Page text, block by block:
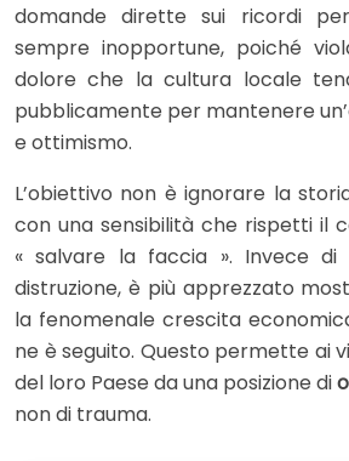
domande dirette sui ricordi
sempre inopportune, poiché
dolore che la cultura locale
pubblicamente per mantenere
e ottimismo.
L’obiettivo non è ignorare la
con una sensibilità che rispetti il
« salvare la faccia ». Invece di
distruzione, è più apprezzato
la fenomenale crescita
ne è seguito. Questo permette ai
del loro Paese da una posizione di
non di trauma.